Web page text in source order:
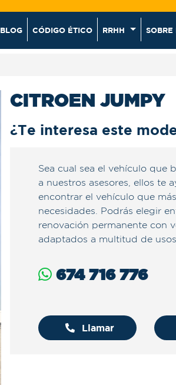
BLOG CÓDIGO ÉTICO RRHH SOBRE
CITROEN JUMPY
¿Te interesa este
Sea cual sea el vehículo que
a nuestros asesores, ellos te
encontrar el vehículo que
necesidades. Podrás elegir
renovación permanente con
adaptados a multitud de
674 716 776
Llamar